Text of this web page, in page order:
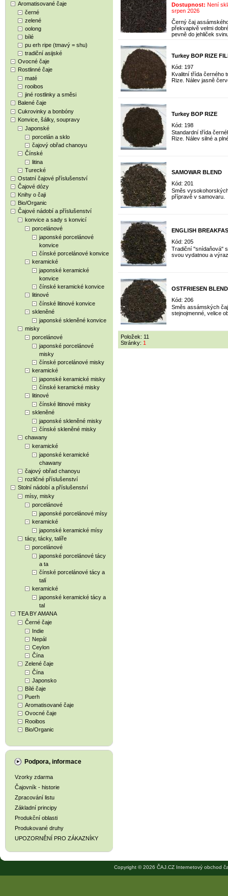
Aromatisované čaje
černé
zelené
oolong
bílé
pu erh ripe (tmavý = shu)
tradiční asijské
Ovocné čaje
Rostlinné čaje
maté
rooibos
jiné rostlinky a směsi
Balené čaje
Cukrovinky a bonbóny
Konvice, šálky, soupravy
Japonské
porcelán a sklo
čajový obřad chanoyu
Čínské
litina
Turecké
Ostatní čajové příslušenství
Čajové dózy
Knihy o čaji
Bio/Organic
Čajové nádobí a příslušenství
konvice a sady s konvicí
porcelánové
japonské porcelánové
konvice
čínské porcelánové konvice
keramické
japonské keramické
konvice
čínské keramické konvice
litinové
čínské litinové konvice
skleněné
japonské skleněné konvice
misky
porcelánové
japonské porcelánové
misky
čínské porcelánové misky
keramické
japonské keramické misky
čínské keramické misky
litinové
čínské litinové misky
skleněné
japonské skleněné misky
čínské skleněné misky
chawany
keramické
japonské keramické
chawany
čajový obřad chanoyu
rozličné příslušenství
Stolní nádobí a příslušenství
mísy, misky
porcelánové
japonské porcelánové mísy
keramické
japonské keramické mísy
tácy, tácky, talíře
porcelánové
japonské porcelánové tácy
a ta
čínské porcelánové tácy a
talí
keramické
japonské keramické tácy a
tal
TEA BY AMANA
Černé čaje
Indie
Nepál
Ceylon
Čína
Zelené čaje
Čína
Japonsko
Bílé čaje
Puerh
Aromatisované čaje
Ovocné čaje
Rooibos
Bio/Organic
Podpora, informace
Vzorky zdarma
Čajovník - historie
Zpracování listu
Základní principy
Produkční oblasti
Produkované druhy
UPOZORNĚNÍ PRO ZÁKAZNÍKY
Dostupnost: Není
srpen 2026
Černý čaj
překvapivě velmi
pevně do jehliček
Turkey BOP RIZE
Kód: 197
Kvalitní třída černého
Rize. Nálev jasně
Turkey BOP RIZE
Kód: 198
Standardní třída
Rize. Nálev silné a
SAMOWAR BLEND
Kód: 201
Směs
přípravě v samovaru.
ENGLISH
Kód: 205
Tradiční "snídaňová"
svou vydatnou a
OSTFRIESEN
Kód: 206
Směs assámských
stejnojmenné, velice
Položek: 11
Stránky: 1
Copyright © 2026 ČAJ.CZ Internetový obchod